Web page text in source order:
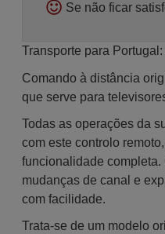
Se não ficar
Transporte para Portugal:
Comando à distância
que serve para
Todas as operações da
com este controlo
funcionalidade completa.
mudanças de canal e
com facilidade.
Trata-se de um modelo